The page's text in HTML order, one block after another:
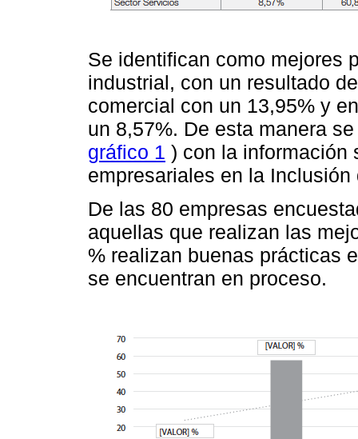
Se identifican como mejores
industrial, con un resultado
comercial con un 13,95% y
un 8,57%. De esta manera
gráfico 1 ) con la información
empresariales en la
De las 80 empresas
aquellas que realizan las
% realizan buenas prácticas
se encuentran en proceso.